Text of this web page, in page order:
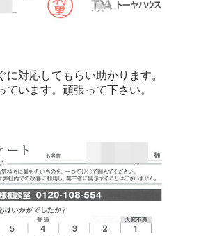
に対応してもらい助かります。
います。頑張って下さい。